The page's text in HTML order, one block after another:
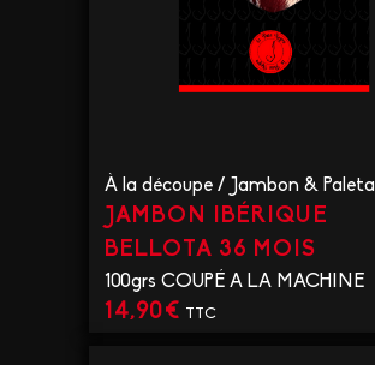
À la découpe / Jambon & Paleta
JAMBON IBÉRIQUE
BELLOTA 36 MOIS
100grs COUPÉ A LA MACHINE
14,90€ TTC